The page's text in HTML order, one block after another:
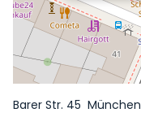
Barer Str. 45 München